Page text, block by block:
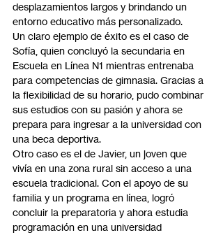
desplazamientos largos y brindando un
entorno educativo más personalizado.
Un claro ejemplo de éxito es el caso de
Sofía, quien concluyó la secundaria en
Escuela en Línea N1 mientras entrenaba
para competencias de gimnasia. Gracias a
la flexibilidad de su horario, pudo combinar
sus estudios con su pasión y ahora se
prepara para ingresar a la universidad con
una beca deportiva.
Otro caso es el de Javier, un joven que
vivía en una zona rural sin acceso a una
escuela tradicional. Con el apoyo de su
familia y un programa en línea, logró
concluir la preparatoria y ahora estudia
programación en una universidad